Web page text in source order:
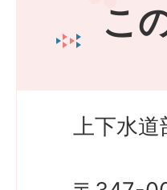
こ
上下水道